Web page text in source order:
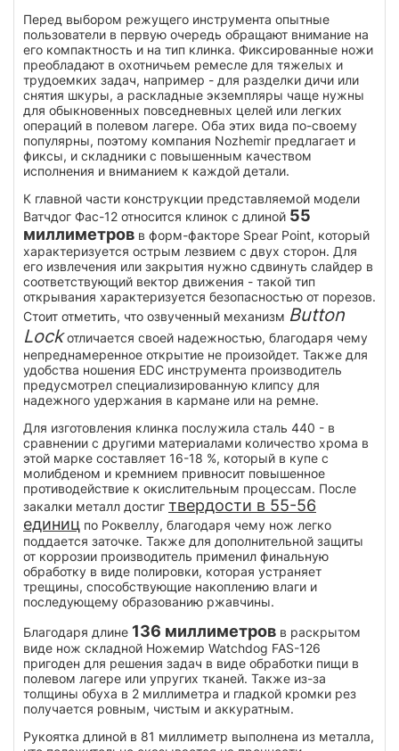
Перед выбором режущего инструмента опытные
пользователи в первую очередь обращают внимание на
его компактность и на тип клинка. Фиксированные ножи
преобладают в охотничьем ремесле для тяжелых и
трудоемких задач, например - для разделки дичи или
снятия шкуры, а раскладные экземпляры чаще нужны
для обыкновенных повседневных целей или легких
операций в полевом лагере. Оба этих вида по-своему
популярны, поэтому компания Nozhemir предлагает и
фиксы, и складники с повышенным качеством
исполнения и вниманием к каждой детали.
К главной части конструкции представляемой модели
Ватчдог Фас-12 относится клинок с длиной 55
миллиметров в форм-факторе Spear Point, который
характеризуется острым лезвием с двух сторон. Для
его извлечения или закрытия нужно сдвинуть слайдер в
соответствующий вектор движения - такой тип
открывания характеризуется безопасностью от порезов.
Стоит отметить, что озвученный механизм Button
Lockотличается своей надежностью, благодаря чему
непреднамеренное открытие не произойдет. Также для
удобства ношения EDC инструмента производитель
предусмотрел специализированную клипсу для
надежного удержания в кармане или на ремне.
Для изготовления клинка послужила сталь 440 - в
сравнении с другими материалами количество хрома в
этой марке составляет 16-18 %, который в купе с
молибденом и кремнием привносит повышенное
противодействие к окислительным процессам. После
закалки металл достиг твердости в 55-56
единиц по Роквеллу, благодаря чему нож легко
поддается заточке. Также для дополнительной защиты
от коррозии производитель применил финальную
обработку в виде полировки, которая устраняет
трещины, способствующие накоплению влаги и
последующему образованию ржавчины.
Благодаря длине 136 миллиметров в раскрытом
виде нож складной Ножемир Watchdog FAS-126
пригоден для решения задач в виде обработки пищи в
полевом лагере или упругих тканей. Также из-за
толщины обуха в 2 миллиметра и гладкой кромки рез
получается ровным, чистым и аккуратным.
Рукоятка длиной в 81 миллиметр выполнена из металла,